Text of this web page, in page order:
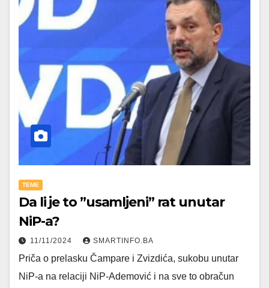
TEME
Da li je to ”usamljeni” rat unutar
NiP-a?
11/11/2024 SMARTINFO.BA
Priča o prelasku Čampare i Zvizdića, sukobu unutar
NiP-a na relaciji NiP-Ademović i na sve to obračun